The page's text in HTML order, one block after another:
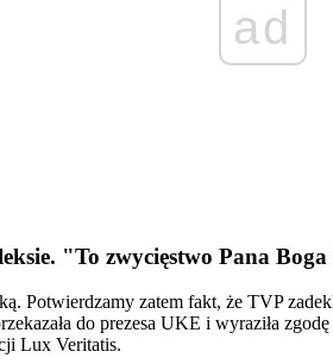
ad
"To zwycięstwo Pana Boga
Potwierdzamy zatem fakt, że TVP
do prezesa UKE i wyraziła
Lux Veritatis.